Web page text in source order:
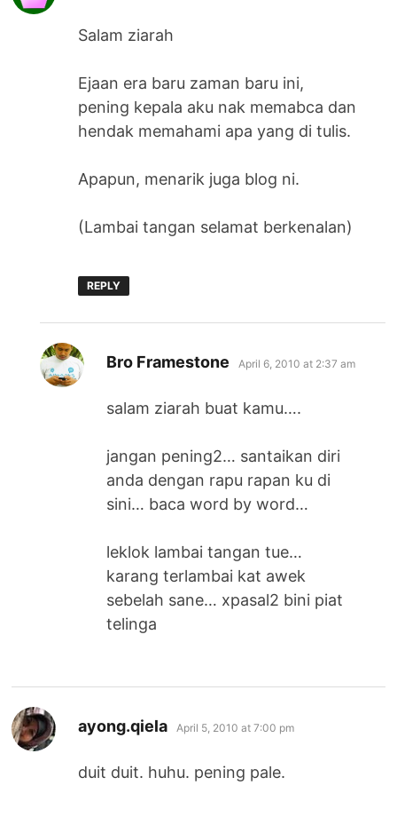
Salam ziarah
Ejaan era baru zaman baru ini,
pening kepala aku nak memabca dan
hendak memahami apa yang di tulis.
Apapun, menarik juga blog ni.
(Lambai tangan selamat berkenalan)
REPLY
Bro Framestone says:
April 6, 2010 at 2:37 am
salam ziarah buat kamu….
jangan pening2… santaikan diri
anda dengan rapu rapan ku di
sini… baca word by word…
leklok lambai tangan tue…
karang terlambai kat awek
sebelah sane… xpasal2 bini piat
telinga
ayong.qiela says:
April 5, 2010 at 7:00 pm
duit duit. huhu. pening pale.